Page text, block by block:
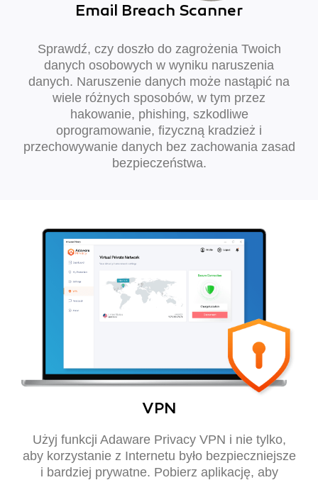
Email Breach Scanner
Sprawdź, czy doszło do zagrożenia Twoich
danych osobowych w wyniku naruszenia
danych. Naruszenie danych może nastąpić na
wiele różnych sposobów, w tym przez
hakowanie, phishing, szkodliwe
oprogramowanie, fizyczną kradzież i
przechowywanie danych bez zachowania zasad
bezpieczeństwa.
VPN
Użyj funkcji Adaware Privacy VPN i nie tylko,
aby korzystanie z Internetu było bezpieczniejsze
i bardziej prywatne. Pobierz aplikację, aby